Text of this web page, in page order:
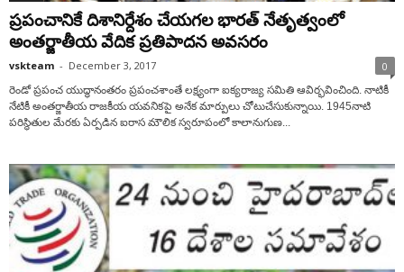
ప్రపంచానికే దిశానిర్దేశం చేయగల భారత్‌ నేతృత్వంలో
అంతర్జాతీయ వేదిక ప్రతిపాదన అవసరం
vskteam - December 3, 2017 0
రెండో ప్రపంచ యుద్ధానంతరం ప్రపంచశాంతే లక్ష్యంగా ఐక్యరాజ్య సమితి ఆవిర్భవించింది. నాటికీ
నేటికీ అంతర్జాతీయ రాజకీయ యవనికపై అనేక మార్పులు చోటుచేసుకున్నాయి. 1945నాటి
పరిస్థితుల మేరకు ఏర్పడిన ఐరాస మౌలిక స్వరూపంలో కాలానుగుణ...